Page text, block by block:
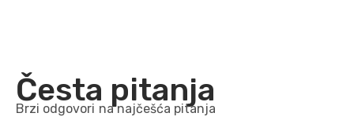
Česta pitanja
Brzi odgovori na najčešća pitanja